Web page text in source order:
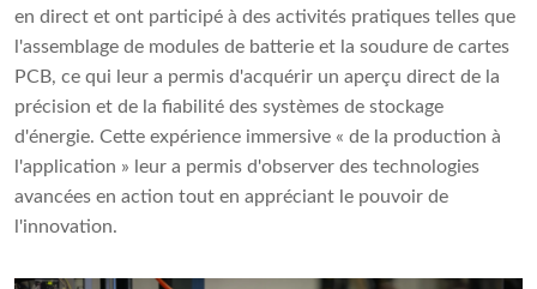
en direct et ont participé à des activités pratiques telles que
l'assemblage de modules de batterie et la soudure de cartes
PCB, ce qui leur a permis d'acquérir un aperçu direct de la
précision et de la fiabilité des systèmes de stockage
d'énergie. Cette expérience immersive « de la production à
l'application » leur a permis d'observer des technologies
avancées en action tout en appréciant le pouvoir de
l'innovation.